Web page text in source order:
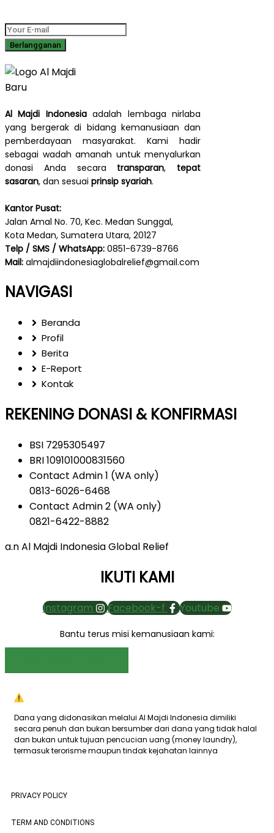
Al Majdi Indonesiaadalah lembaga nirlaba
yang bergerak di bidang kemanusiaan dan
pemberdayaan masyarakat. Kami hadir
sebagai wadah amanah untuk menyalurkan
donasi Anda secara transparan, tepat
sasaran, dan sesuai prinsip syariah.
Kantor Pusat:
Jalan Amal No. 70, Kec. Medan Sunggal,
Kota Medan, Sumatera Utara, 20127
Telp / SMS / WhatsApp: 0851-6739-8766
Mail: almajdiindonesiaglobalrelief@gmail.com
NAVIGASI
Beranda
Profil
Berita
E-Report
Kontak
REKENING DONASI & KONFIRMASI
BSI 7295305497
BRI 109101000831560
Contact Admin 1 (WA only)
0813-6026-6468
Contact Admin 2 (WA only)
0821-6422-8882
a.n Al Majdi Indonesia Global Relief
IKUTI KAMI
Instagram Facebook-f Youtube
Bantu terus misi kemanusiaan kami:
Dana yang didonasikan melalui Al Majdi Indonesia dimiliki
secara penuh dan bukan bersumber dari dana yang tidak halal
dan bukan untuk tujuan pencucian uang (money laundry),
termasuk terorisme maupun tindak kejahatan lainnya
PRIVACY POLICY
TERM AND CONDITIONS